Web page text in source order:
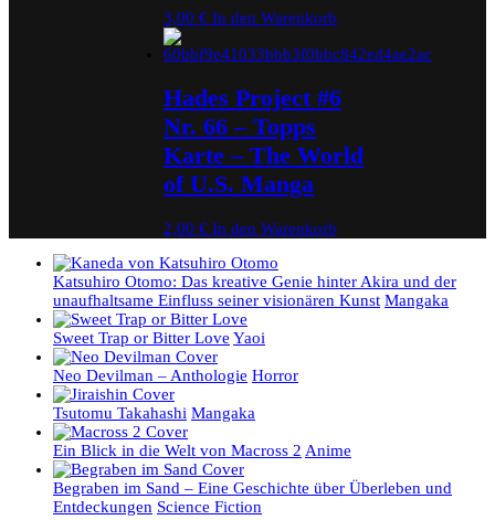
3,00 € In den Warenkorb
Hades Project #6
Nr. 66 – Topps
Karte – The World
of U.S. Manga
2,00 € In den Warenkorb
Katsuhiro Otomo: Das kreative Genie hinter Akira und der
unaufhaltsame Einfluss seiner visionären Kunst Mangaka
Sweet Trap or Bitter Love Yaoi
Neo Devilman – Anthologie Horror
Tsutomu Takahashi Mangaka
Ein Blick in die Welt von Macross 2 Anime
Begraben im Sand – Eine Geschichte über Überleben und
Entdeckungen Science Fiction